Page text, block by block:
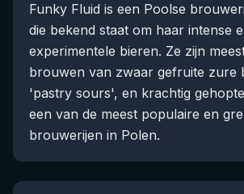
Funky Fluid is een Poolse
die bekend staat om haar intense
experimentele bieren. Ze zijn
brouwen van zwaar gefruite zure
'pastry sours', en krachtig
een van de meest populaire en
brouwerijen in Polen.